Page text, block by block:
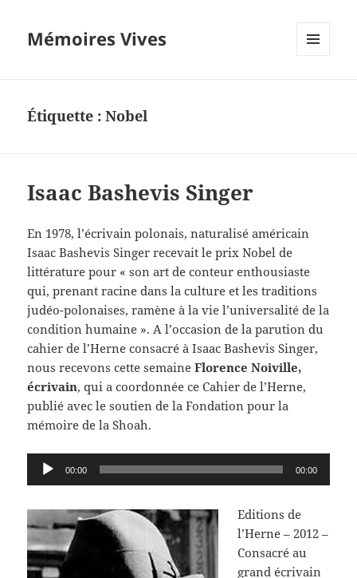
Mémoires Vives
Étiquette :Nobel
Isaac Bashevis Singer
En 1978, l’écrivain polonais, naturalisé américain
Isaac Bashevis Singer recevait le prix Nobel de
littérature pour « son art de conteur enthousiaste
qui, prenant racine dans la culture et les traditions
judéo-polonaises, ramène à la vie l’universalité de la
condition humaine ». A l’occasion de la parution du
cahier de l’Herne consacré à Isaac Bashevis Singer,
nous recevons cette semaine Florence Noiville,
écrivain, qui a coordonnée ce Cahier de l’Herne,
publié avec le soutien de la Fondation pour la
mémoire de la Shoah.
Lecteur
audio
00:00 00:00
Editions de
l’Herne – 2012 –
Consacré au
grand écrivain